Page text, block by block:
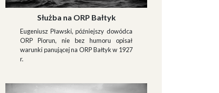
Służba na ORP Bałtyk
Eugeniusz Pławski, późniejszy dowódca
ORP Piorun, nie bez humoru opisał
warunki panującej na ORP Bałtyk w 1927
r.